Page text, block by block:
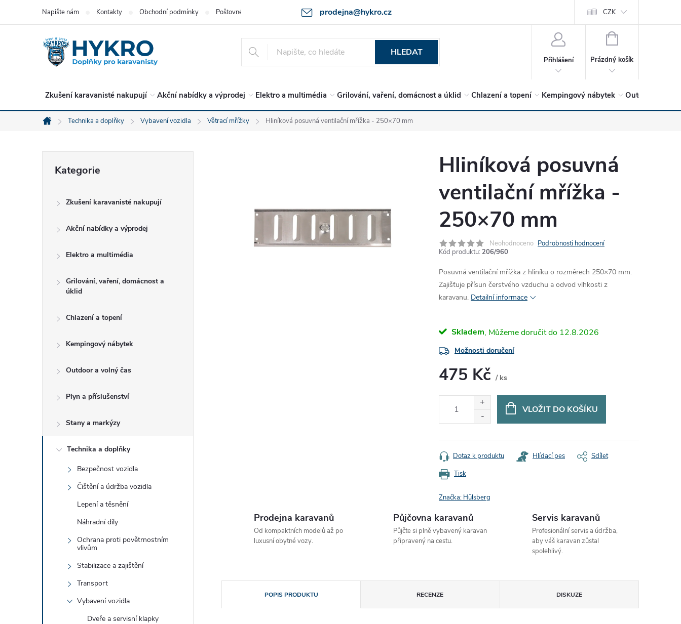
prodejna@hykro.cz
Napište nám Kontakty Obchodní podmínky Poštovné Ochrana osob. údajů - GDPR Postup při reklamaci -jak zboží vrátit? O společnosti Hodnocení obchodu
CZK
HLEDAT
Přihlášení
NÁKUPNÍ
Prázdný košík
Zkušení karavanisté nakupují Akční nabídky a výprodej Elektro a multimédia Grilování, vaření, domácnost a úklid Chlazení a topení Kempingový nábytek Outdoor a
Domů
Technika a doplňky Vybavení vozidla Větrací mřížky Hliníková posuvná ventilační mřížka - 250×70 mm
n
kategorie
Kategorie
Zkušení karavanisté nakupují
Akční nabídky a výprodej
Elektro a multimédia
Grilování, vaření, domácnost a
úklid
Chlazení a topení
Kempingový nábytek
Outdoor a volný čas
Plyn a příslušenství
Stany a markýzy
Technika a doplňky
Bezpečnost vozidla
Čištění a údržba vozidla
Lepení a těsnění
Náhradní díly
Ochrana proti povětrnostním
vlivům
Stabilizace a zajištění
Transport
Vybavení vozidla
Dveře a servisní klapky
Hliníková posuvná
ventilační mřížka -
250×70 mm
Neohodnoceno Podrobnosti hodnocení
Kód produktu: 206/960
Posuvná ventilační mřížka z hliníku o rozměrech 250×70 mm.
Zajišťuje přísun čerstvého vzduchu a odvod vlhkosti z
karavanu. Detailní informace
Skladem 12.8.2026
Možnosti doručení
475 Kč / ks
VLOŽIT DO KOŠÍKU
Tisk
Dotaz k produktu Hlídací pes Sdílet
Značka: Hülsberg
Prodejna karavanů
Od kompaktních modelů až po
luxusní obytné vozy.
Půjčovna karavanů
Půjčte si plně vybavený karavan
připravený na cestu.
Servis karavanů
Profesionální servis a údržba,
aby váš karavan zůstal
spolehlivý.
POPIS PRODUKTU RECENZE DISKUZE